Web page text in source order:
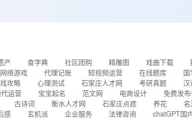
产 查字典 社区团购 精雕图 戏曲下载
网络游戏 代理记账 短视频运营 在线题库 国
攻略 心理测试 石家庄人才网 考研真题 汉
运营 宝宝起名 范文网 电商设计 免费发
古诗词 衡水人才网 石家庄点痣 养花
感 玄机派 企业服务 法律咨询 chatGPT国